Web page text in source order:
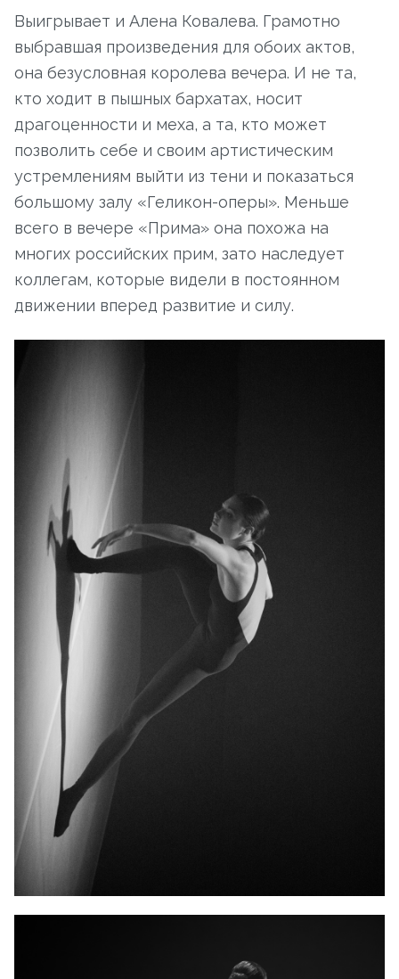
Выигрывает и Алена Ковалева. Грамотно
выбравшая произведения для обоих актов,
она безусловная королева вечера. И не та,
кто ходит в пышных бархатах, носит
драгоценности и меха, а та, кто может
позволить себе и своим артистическим
устремлениям выйти из тени и показаться
большому залу «Геликон-оперы». Меньше
всего в вечере «Прима» она похожа на
многих российских прим, зато наследует
коллегам, которые видели в постоянном
движении вперед развитие и силу.